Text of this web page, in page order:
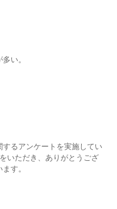
い。
るアンケートを実施してい
いただき、ありがとうござ
す。